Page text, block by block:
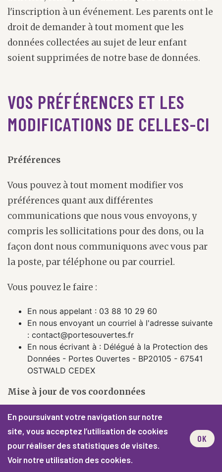
En poursuivant votre navigation sur notre
site, vous acceptez l’utilisation de cookies
pour réaliser des statistiques de visites.
Voir notre utilisation des cookies.
OK
l'inscription à un événement. Les parents ont le
droit de demander à tout moment que les
données collectées au sujet de leur enfant
soient supprimées de notre base de données.
VOS PRÉFÉRENCES ET LES
MODIFICATIONS DE CELLES-CI
Préférences
Vous pouvez à tout moment modifier vos
préférences quant aux différentes
communications que nous vous envoyons, y
compris les sollicitations pour des dons, ou la
façon dont nous communiquons avec vous par
la poste, par téléphone ou par courriel.
Vous pouvez le faire :
En nous appelant : 03 88 10 29 60
En nous envoyant un courriel à l'adresse suivante
: contact@portesouvertes.fr
En nous écrivant à : Délégué à la Protection des
Données - Portes Ouvertes - BP20105 - 67541
OSTWALD CEDEX
Mise à jour de vos coordonnées
Nous voulons communiquer efficacement avec
vous. C'est beaucoup plus facile si vos données
sont à jour, c'est pourquoi nous apprécions
vraiment que vous nous fassiez savoir quand